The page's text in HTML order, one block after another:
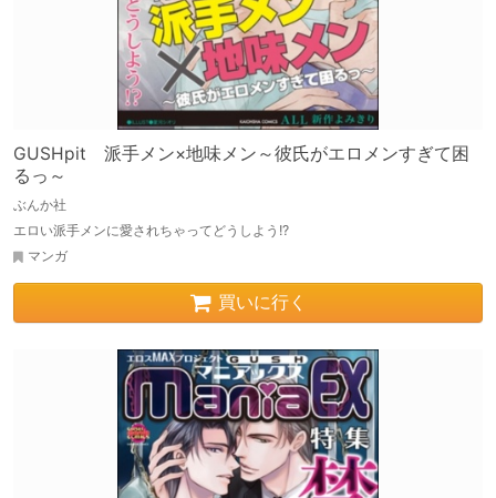
GUSHpit 派手メン×地味メン～彼氏がエロメンすぎて困
るっ～
ぶんか社
エロい派手メンに愛されちゃってどうしよう!?
マンガ
買いに行く